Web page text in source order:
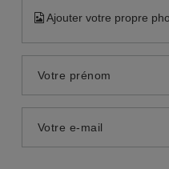
Ajouter votre propre
Votre prénom
Votre e-mail